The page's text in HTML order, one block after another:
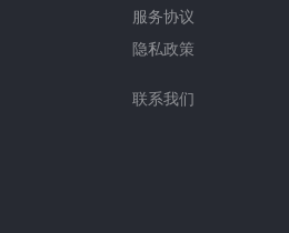
服务协议
隐私政策
联系我们